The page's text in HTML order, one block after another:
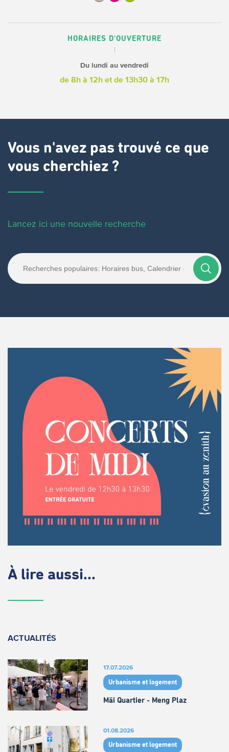
HORAIRES D'OUVERTURE
Du lundi au vendredi
de 8h à 12h et de 13h30 à 17h
Vous n'avez pas trouvé ce que
vous cherchiez ?
Lancez ici une nouvelle recherche
À lire aussi...
ACTUALITÉS
17.07.2026
Urbanisme et logement
Mäi Quartier - Meng Plaz
01.08.2026
Urbanisme et logement